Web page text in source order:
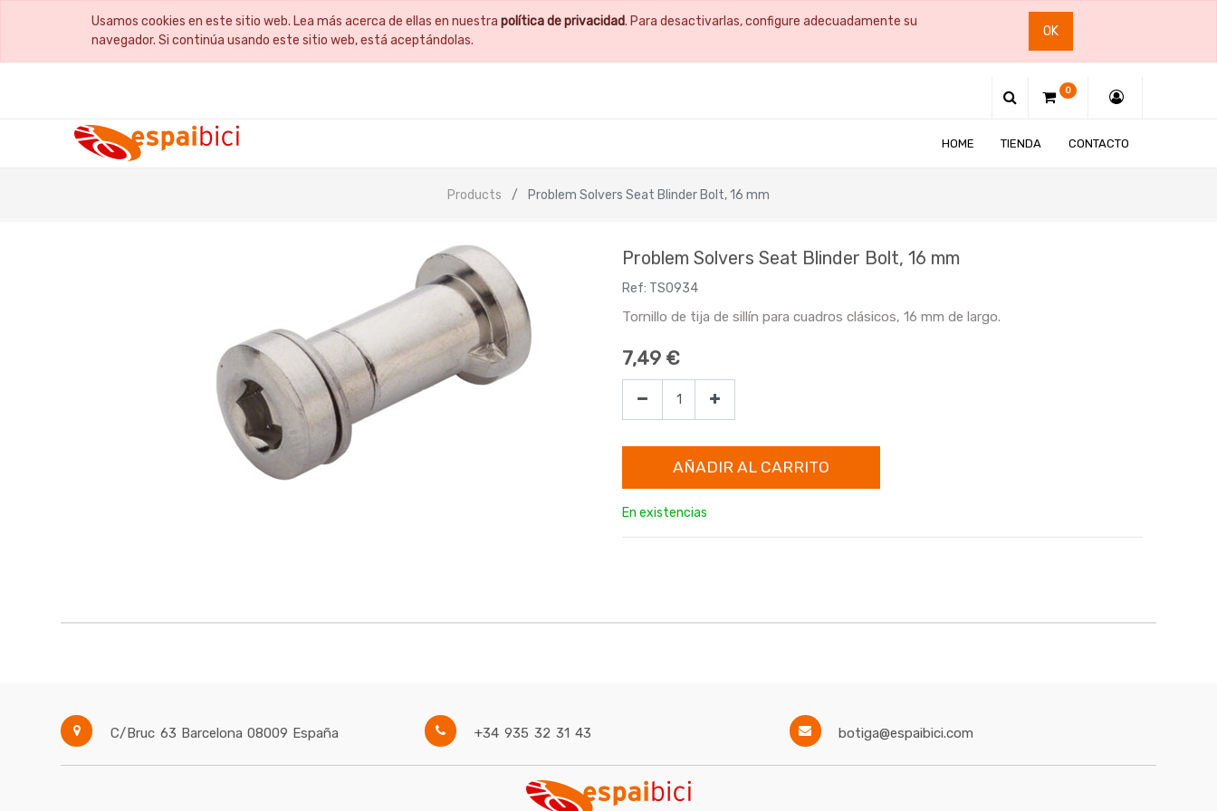
Usamos cookies en este sitio web. Lea más acerca de ellas en nuestrapolítica de privacidad. Para desactivarlas, configure adecuadamente su
navegador. Si continúa usando este sitio web, está aceptándolas.
OK
0
HOME TIENDA CONTACTO
Products Problem Solvers Seat Blinder Bolt, 16 mm
Problem Solvers Seat Blinder Bolt, 16 mm
Ref: TS0934
Tornillo de tija de sillín para cuadros clásicos, 16 mm de largo.
7,49 €
AÑADIR AL CARRITO
En existencias
C/Bruc 63 Barcelona 08009 España +34 935 32 31 43 botiga@espaibici.com